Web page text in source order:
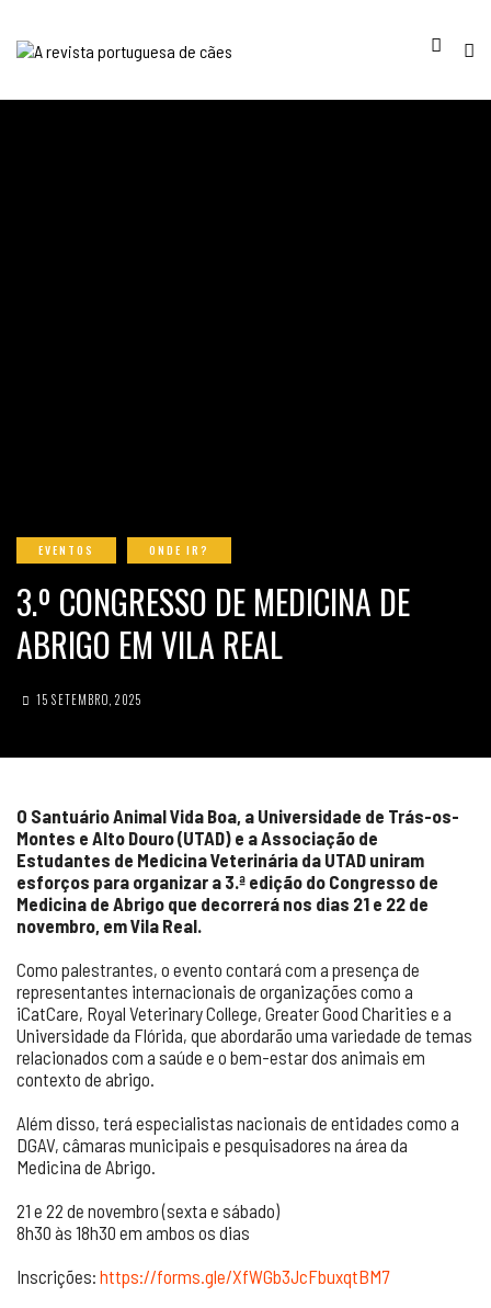
EVENTOS ONDE IR?
3.º CONGRESSO DE MEDICINA DE
ABRIGO EM VILA REAL
15 SETEMBRO, 2025
O Santuário Animal Vida Boa, a Universidade de Trás-os-
Montes e Alto Douro (UTAD) e a Associação de
Estudantes de Medicina Veterinária da UTAD uniram
esforços para organizar a 3.ª edição do Congresso de
Medicina de Abrigo que decorrerá nos dias 21 e 22 de
novembro, em Vila Real.
Como palestrantes, o evento contará com a presença de
representantes internacionais de organizações como a
iCatCare, Royal Veterinary College, Greater Good Charities e a
Universidade da Flórida, que abordarão uma variedade de temas
relacionados com a saúde e o bem-estar dos animais em
contexto de abrigo.
Além disso, terá especialistas nacionais de entidades como a
DGAV, câmaras municipais e pesquisadores na área da
Medicina de Abrigo.
21 e 22 de novembro (sexta e sábado)
8h30 às 18h30 em ambos os dias
Inscrições: https://forms.gle/XfWGb3JcFbuxqtBM7